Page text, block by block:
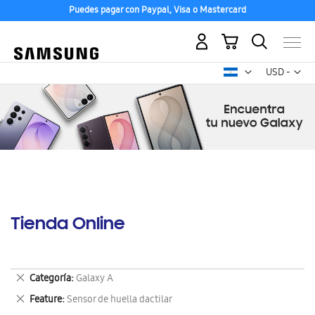
Puedes pagar con Paypal, Visa o Mastercard
USD -
dólar
Mi carrito
Tienda Online
Categoría Galaxy A
Eliminar
este
artículo
Feature Sensor de huella dactilar
Eliminar